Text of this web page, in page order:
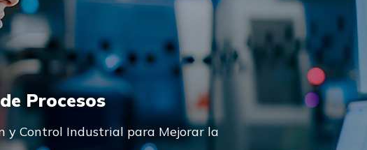
Procesos
y Control Industrial para Mejorar la